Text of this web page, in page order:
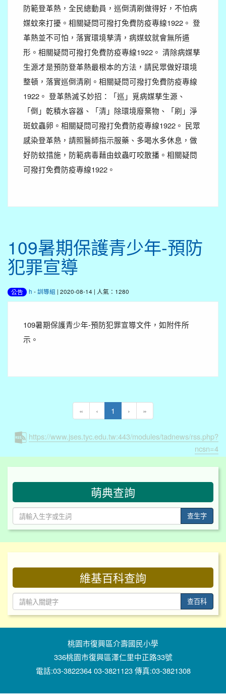
防範登革熱，全民總動員，巡倒清刷做得好，不怕病
媒蚊來打擾。相關疑問可撥打免費防疫專線1922。 登
革熱並不可怕，落實環境孳清，病媒蚊就會無所遁
形。相關疑問可撥打免費防疫專線1922。 清除病媒孳
生源才是預防登革熱最根本的方法，請民眾做好環境
整頓，落實巡倒清刷。相關疑問可撥打免費防疫專線
1922。 登革熱滅孓妙招：「巡」覓病媒孳生源、
「倒」乾積水容器、「清」除環境廢棄物、「刷」淨
斑蚊蟲卵。相關疑問可撥打免費防疫專線1922。 民眾
感染登革熱，請照醫師指示服藥、多喝水多休息，做
好防蚊措施，防範病毒藉由蚊蟲叮咬散播。相關疑問
可撥打免費防疫專線1922。
109暑期保護青少年-預防
犯罪宣導
公告 h -訓導組 | 2020-08-14 | 人氣：1280
109暑期保護青少年-預防犯罪宣導文件，如附件所
示。
« ‹ 1 (current)
› »
https://www.jses.tyc.edu.tw:443/modules/tadnews/rss.php?
ncsn=4
萌典查詢
查生字
維基百科查詢
查百科
桃園市復興區介壽國民小學
336桃園市復興區澤仁里中正路33號
電話:03-3822364 03-3821123 傳真:03-3821308